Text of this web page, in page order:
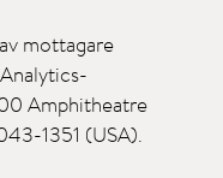
mottagare
Amphitheatre
1351 (USA).